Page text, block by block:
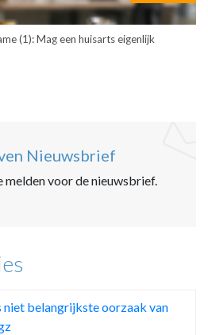
(1): Mag een huisarts eigenlijk
Nieuwsbrief
melden voor de nieuwsbrief.
niet belangrijkste oorzaak van